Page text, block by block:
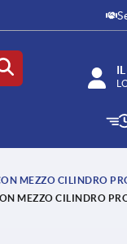
MEZZO CILINDRO
MEZZO CILINDRO